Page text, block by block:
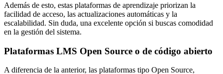
Además de esto, estas plataformas de aprendizaje priorizan la
facilidad de acceso, las actualizaciones automáticas y la
escalabilidad. Sin duda, una excelente opción si buscas comodidad
en la gestión del sistema.
Plataformas LMS Open Source o de código abierto
A diferencia de la anterior, las plataformas tipo Open Source,